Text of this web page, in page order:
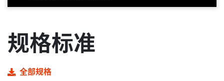
规格标准
全部规格